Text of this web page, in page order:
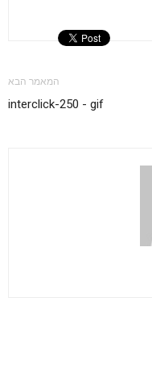
המאמר הבא
interclick-250 - gif